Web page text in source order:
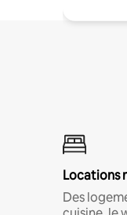
Locations
Des